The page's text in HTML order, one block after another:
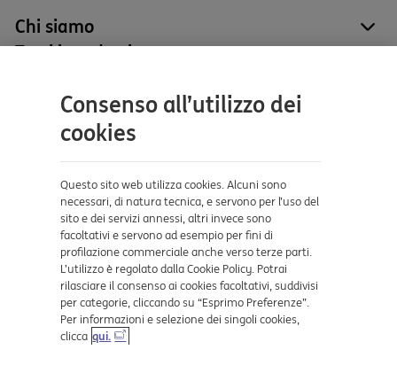
Chi siamo
Tutti i prodotti
Aiuto e supporto
Dove ci trovi
Certificazioni
Consenso all’utilizzo dei
cookies
Questo sito web utilizza cookies. Alcuni sono
necessari, di natura tecnica, e servono per l’uso del
sito e dei servizi annessi, altri invece sono
facoltativi e servono ad esempio per fini di
profilazione commerciale anche verso terze parti.
L’utilizzo è regolato dalla Cookie Policy. Potrai
rilasciare il consenso ai cookies facoltativi, suddivisi
per categorie, cliccando su “Esprimo Preferenze”.
Per informazioni e selezione dei singoli cookies,
clicca qui.